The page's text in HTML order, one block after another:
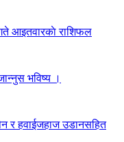
आइतवारकाे राशिफल
भविष्य ।
र हवाईजहाज उडानसहित